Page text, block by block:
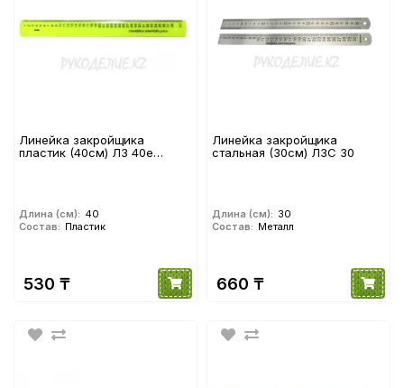
Линейка закройщика
пластик (40см) ЛЗ 40е
Длина (см): 40
Состав: Пластик
530 ₸
Линейка закройщика
стальная (30см) ЛЗС 30
Длина (см): 30
Состав: Металл
660 ₸